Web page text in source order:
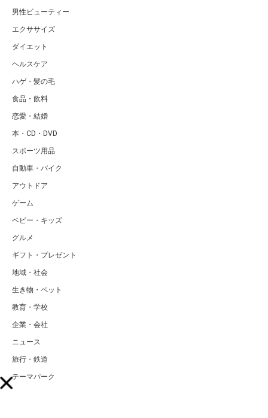
男性ビューティー
エクササイズ
ダイエット
ヘルスケア
ハゲ・髪の毛
食品・飲料
恋愛・結婚
本・CD・DVD
スポーツ用品
自動車・バイク
アウトドア
ゲーム
ベビー・キッズ
グルメ
ギフト・プレゼント
地域・社会
生き物・ペット
教育・学校
企業・会社
ニュース
旅行・鉄道
テーマパーク